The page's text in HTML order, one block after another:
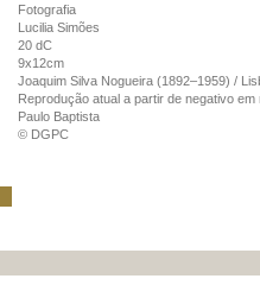
Fotografia
Lucilia Simões
20 dC
9x12cm
Joaquim Silva Nogueira (1892–1959) /
Reprodução atual a partir de negativo em
Paulo Baptista
© DGPC